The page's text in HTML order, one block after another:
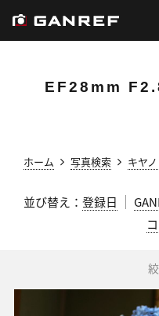
EF28mm
ホーム 写真検索 キヤ
並び替え： 登録日